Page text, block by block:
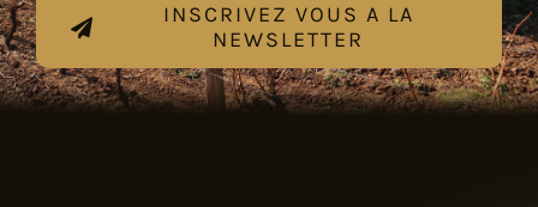
INSCRIVEZ VOUS A LA
NEWSLETTER